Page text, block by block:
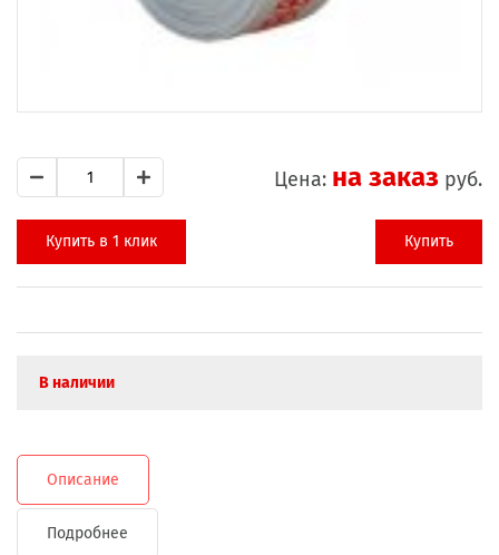
Цена: на заказ руб.
Купить в 1 клик Купить
В наличии
Описание
Подробнее